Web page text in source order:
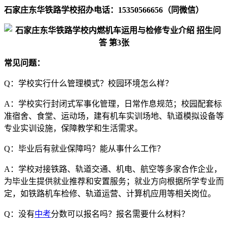
石家庄东华铁路学校招办电话：15350566656（同微信）
常见问题：
Q：学校实行什么管理模式？校园环境怎么样？
A：学校实行封闭式军事化管理，日常作息规范；校园配套标
准宿舍、食堂、运动场，建有机车实训场地、轨道模拟设备等
专业实训设施，保障教学和生活需求。
Q：毕业后有就业保障吗？能从事什么工作？
A：学校对接铁路、轨道交通、机电、航空等多家合作企业，
为毕业生提供就业推荐和安置服务；就业方向根据所学专业而
定，如铁路机车检修、轨道运营、计算机应用等相关岗位。
Q：没有中考分数可以报名吗？报名需要什么材料？